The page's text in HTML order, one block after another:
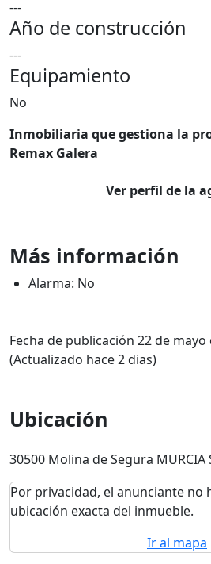
---
Año de construcción
---
Equipamiento
No
Inmobiliaria que gestiona la
Remax Galera
Ver perfil de la
Más información
Alarma: No
Fecha de publicación 22 de mayo
(Actualizado hace 2 dias)
Ubicación
30500 Molina de Segura MURCIA
Por privacidad, el anunciante no
ubicación exacta del inmueble.
Ir al mapa